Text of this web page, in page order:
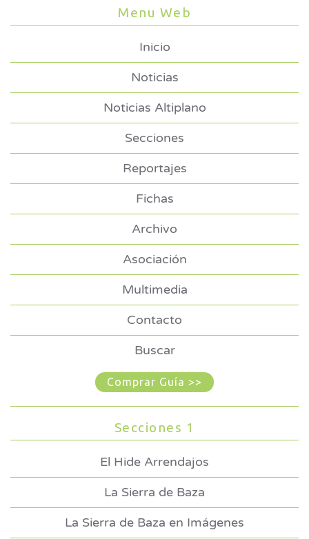
Menu Web
Inicio
Noticias
Noticias Altiplano
Secciones
Reportajes
Fichas
Archivo
Asociación
Multimedia
Contacto
Buscar
Comprar Guía >>
Secciones 1
El Hide Arrendajos
La Sierra de Baza
La Sierra de Baza en Imágenes